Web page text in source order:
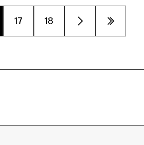
17 18 › »